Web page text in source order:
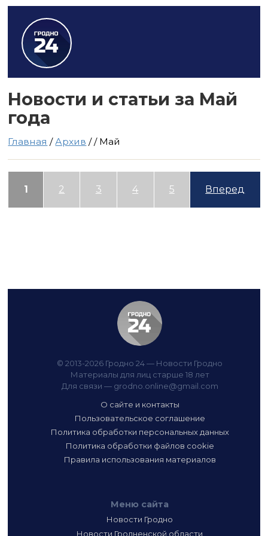
Новости и статьи за Май
года
Главная /Архив // Май
1 2 3 4 5 Вперед
© 2013-2026 Гродно 24 — Новости Гродно
Материалы для лиц старше 18 лет
Для связи — grodno.online@gmail.com
О сайте и контакты
Пользовательское соглашение
Политика обработки персональных данных
Политика обработки файлов cookie
Правила использования материалов
Меню сайта
Новости Гродно
Новости Гродненской области